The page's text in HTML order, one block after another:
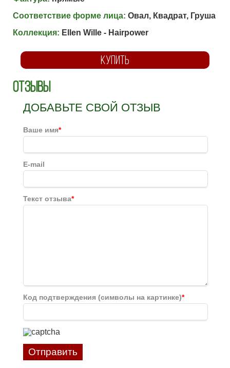
Соответствие форме лица: Овал, Квадрат, Груша
Коллекция: Ellen Wille - Hairpower
КУПИТЬ
Отзывы
ДОБАВЬТЕ СВОЙ ОТЗЫВ
Ваше имя*
E-mail
Текст отзыва*
Код подтверждения (символы на картинке)*
Отправить